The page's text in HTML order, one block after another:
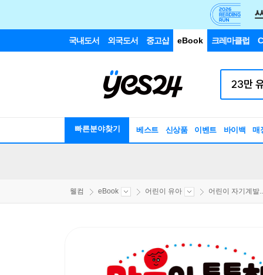
국내도서 외국도서 중고샵 eBook 크레마클럽
빠른분야찾기 베스트 신상품 이벤트 바이백 매
웰컴 eBook 어린이 유아 어린이 자기계발